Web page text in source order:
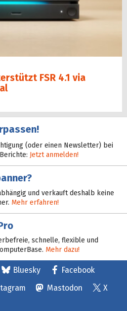
FSR 4.1 via
(oder einen Newsletter) bei
Jetzt anmelden!
und verkauft deshalb keine
Mehr erfahren!
schnelle, flexible und
Mehr dazu!
Bluesky
Facebook
Mastodon
X